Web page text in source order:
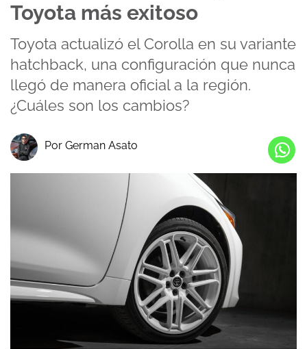
Toyota más exitoso
Toyota actualizó el Corolla en su variante
hatchback, una configuración que nunca
llegó de manera oficial a la región.
¿Cuáles son los cambios?
Por German Asato